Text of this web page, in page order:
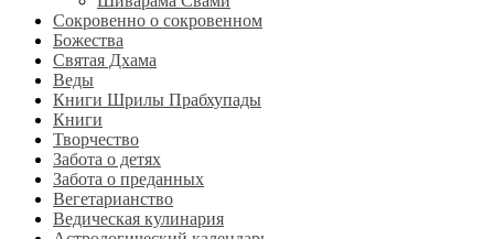
Сокровенно о сокровенном
Божества
Святая Дхама
Веды
Книги Шрилы Прабхупады
Книги
Творчество
Забота о детях
Забота о преданных
Вегетарианство
Ведическая кулинария